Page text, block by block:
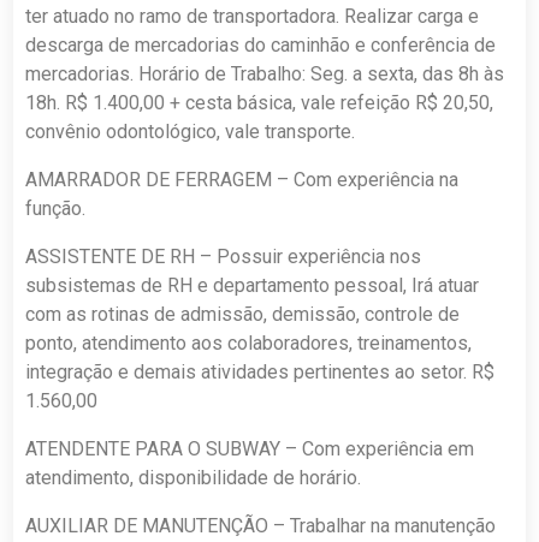
ter atuado no ramo de transportadora. Realizar carga e
descarga de mercadorias do caminhão e conferência de
mercadorias. Horário de Trabalho: Seg. a sexta, das 8h às
18h. R$ 1.400,00 + cesta básica, vale refeição R$ 20,50,
convênio odontológico, vale transporte.
AMARRADOR DE FERRAGEM – Com experiência na
função.
ASSISTENTE DE RH – Possuir experiência nos
subsistemas de RH e departamento pessoal, Irá atuar
com as rotinas de admissão, demissão, controle de
ponto, atendimento aos colaboradores, treinamentos,
integração e demais atividades pertinentes ao setor. R$
1.560,00
ATENDENTE PARA O SUBWAY – Com experiência em
atendimento, disponibilidade de horário.
AUXILIAR DE MANUTENÇÃO – Trabalhar na manutenção